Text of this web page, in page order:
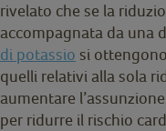
rivelato che se la
accompagnata da una
di potassio si
quelli relativi alla sola
aumentare
per ridurre il rischio